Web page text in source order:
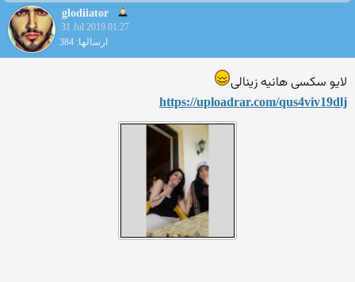
glodiiator
31 Jul 2019 01:27
ارسالها: 384
لایو سکسی هانیه زینالی
https://uploadrar.com/qus4viv19dlj